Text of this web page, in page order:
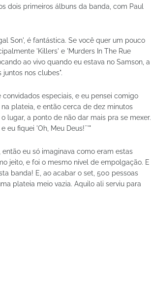
dois primeiros álbuns da banda, com Paul
Son', é fantástica. Se você quer um pouco
'Killers' e 'Murders In The Rue
ao vivo quando eu estava no Samson, a
nos clubes".
especiais, e eu pensei comigo
plateia, e então cerca de dez minutos
lugar, a ponto de não dar mais pra se mexer.
eu fiquei 'Oh, Meu Deus!``'"
eu só imaginava como eram estas
jeito, e foi o mesmo nível de empolgação. E
banda! E, ao acabar o set, 500 pessoas
plateia meio vazia. Aquilo ali serviu para